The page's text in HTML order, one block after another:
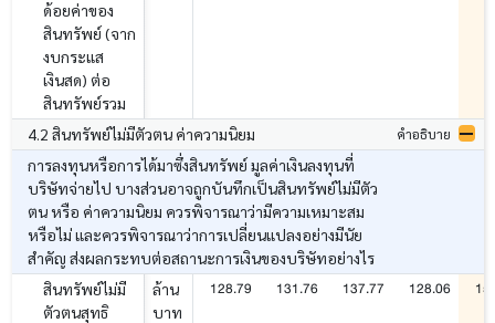
ด้อยค่าของ
สินทรัพย์ (จาก
งบกระแส
เงินสด) ต่อ
สินทรัพย์รวม
4.2 สินทรัพย์ไม่มีตัวตน ค่าความนิยม คำอธิบาย
การลงทุนหรือการได้มาซึ่งสินทรัพย์ มูลค่าเงินลงทุนที่
บริษัทจ่ายไป บางส่วนอาจถูกบันทึกเป็นสินทรัพย์ไม่มีตัว
ตน หรือ ค่าความนิยม ควรพิจารณาว่ามีความเหมาะสม
หรือไม่ และควรพิจารณาว่าการเปลี่ยนแปลงอย่างมีนัย
สำคัญ ส่งผลกระทบต่อสถานะการเงินของบริษัทอย่างไร
สินทรัพย์ไม่มี
ตัวตนสุทธิ
ล้าน
บาท
128.79 131.76 137.77 128.06